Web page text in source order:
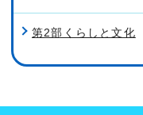
第2部くらしと文化